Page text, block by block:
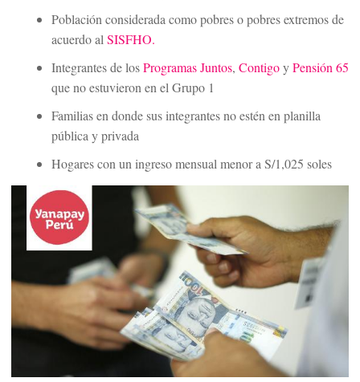
Población considerada como pobres o pobres extremos de
acuerdo al SISFHO.
Integrantes de losProgramas Juntos, ContigoyPensión 65
que no estuvieron en el Grupo 1
Familias en donde sus integrantes no estén en planilla
pública y privada
Hogares con un ingreso mensual menor a S/1,025 soles